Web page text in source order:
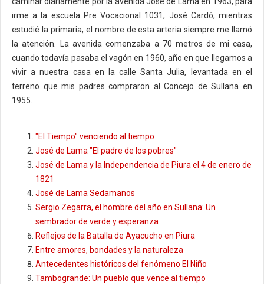
irme a la escuela Pre Vocacional 1031, José Cardó, mientras
estudié la primaria, el nombre de esta arteria siempre me llamó
la atención. La avenida comenzaba a 70 metros de mi casa,
cuando todavía pasaba el vagón en 1960, año en que llegamos a
vivir a nuestra casa en la calle Santa Julia, levantada en el
terreno que mis padres compraron al Concejo de Sullana en
1955.
"El Tiempo" venciendo al tiempo
José de Lama "El padre de los pobres"
José de Lama y la Independencia de Piura el 4 de enero de
1821
José de Lama Sedamanos
Sergio Zegarra, el hombre del año en Sullana: Un
sembrador de verde y esperanza
Reflejos de la Batalla de Ayacucho en Piura
Entre amores, bondades y la naturaleza
Antecedentes históricos del fenómeno El Niño
Tambogrande: Un pueblo que vence al tiempo